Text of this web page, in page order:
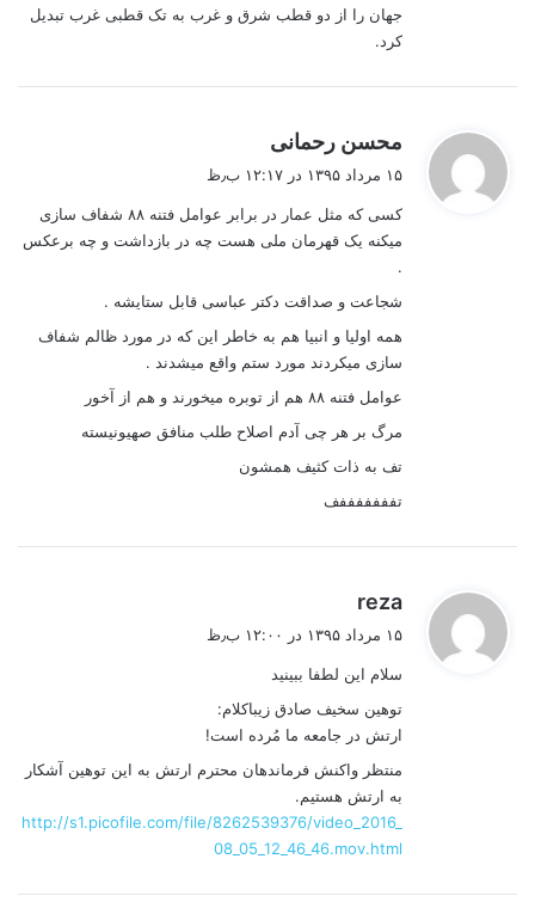
جهان را از دو قطب شرق و غرب به تک قطبی غرب تبدیل
کرد.
محسن رحمانی
:
۱۵ مرداد ۱۳۹۵ در ۱۲:۱۷ ب٫ظ
کسی که مثل عمار در برابر عوامل فتنه ۸۸ شفاف سازی
میکنه یک قهرمان ملی هست چه در بازداشت و چه برعکس
.
شجاعت و صداقت دکتر عباسی قابل ستایشه .
همه اولیا و انبیا هم به خاطر این که در مورد ظالم شفاف
سازی میکردند مورد ستم واقع میشدند .
عوامل فتنه ۸۸ هم از توبره میخورند و هم از آخور
مرگ بر هر چی آدم اصلاح طلب منافق صهیونیسته
تف به ذات کثیف همشون
تفففففففف
reza
:
۱۵ مرداد ۱۳۹۵ در ۱۲:۰۰ ب٫ظ
سلام این لطفا ببینید
توهین سخیف صادق زیباکلام:
ارتش در جامعه ما مُرده است!
منتظر واکنش فرماندهان محترم ارتش به این توهین آشکار
به ارتش هستیم.
http://s1.picofile.com/file/8262539376/video_2016_
08_05_12_46_46.mov.html